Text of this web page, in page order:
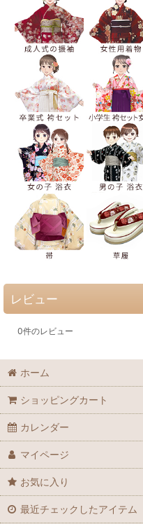
レビュー
0件のレビュー
ホーム
ショッピングカート
カレンダー
マイページ
お気に入り
最近チェックしたアイテム